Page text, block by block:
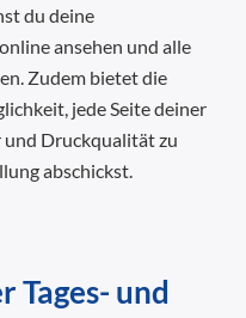
du deine
ansehen und alle
Zudem bietet die
jede Seite deiner
Druckqualität zu
abschickst.
Tages- und